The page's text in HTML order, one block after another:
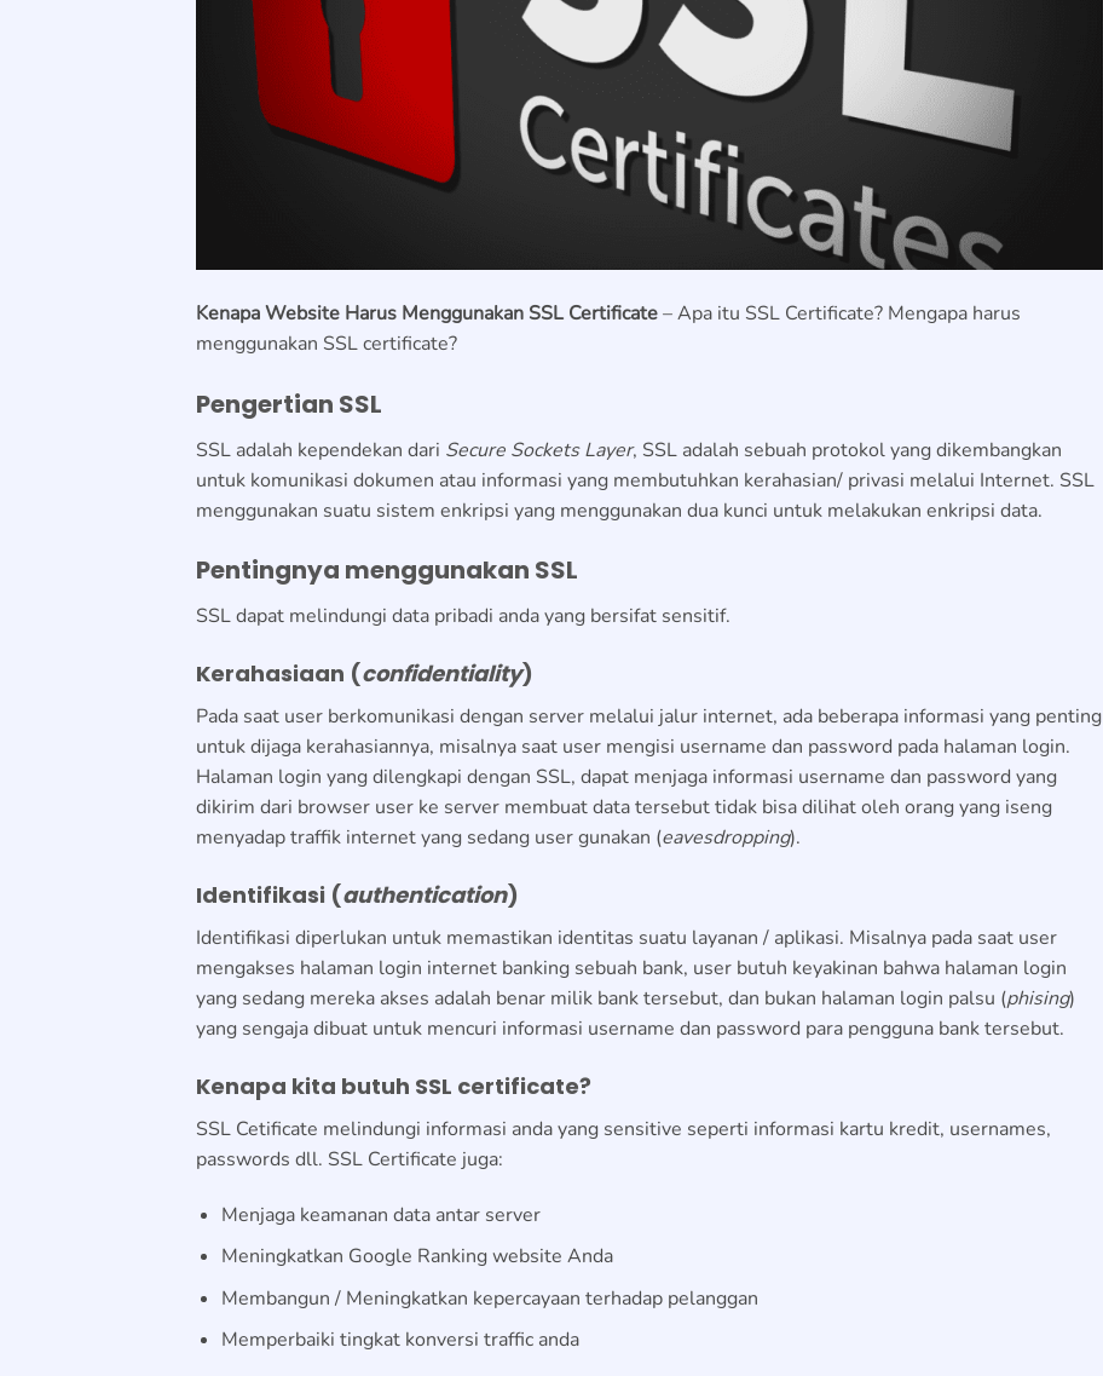
Kenapa Website Harus Menggunakan SSL Certificate– Apa itu SSL Certificate? Mengapa harus
menggunakan SSL certificate?
Pengertian SSL
SSL adalah kependekan dari Secure Sockets Layer, SSL adalah sebuah protokol yang dikembangkan
untuk komunikasi dokumen atau informasi yang membutuhkan kerahasian/ privasi melalui Internet. SSL
menggunakan suatu sistem enkripsi yang menggunakan dua kunci untuk melakukan enkripsi data.
Pentingnya menggunakan SSL
SSL dapat melindungi data pribadi anda yang bersifat sensitif.
Kerahasiaan (confidentiality)
Pada saat user berkomunikasi dengan server melalui jalur internet, ada beberapa informasi yang penting
untuk dijaga kerahasiannya, misalnya saat user mengisi username dan password pada halaman login.
Halaman login yang dilengkapi dengan SSL, dapat menjaga informasi username dan password yang
dikirim dari browser user ke server membuat data tersebut tidak bisa dilihat oleh orang yang iseng
menyadap traffik internet yang sedang user gunakan (eavesdropping).
Identifikasi (authentication)
Identifikasi diperlukan untuk memastikan identitas suatu layanan / aplikasi. Misalnya pada saat user
mengakses halaman login internet banking sebuah bank, user butuh keyakinan bahwa halaman login
yang sedang mereka akses adalah benar milik bank tersebut, dan bukan halaman login palsu (phising)
yang sengaja dibuat untuk mencuri informasi username dan password para pengguna bank tersebut.
Kenapa kita butuh SSL certificate?
SSL Cetificate melindungi informasi anda yang sensitive seperti informasi kartu kredit, usernames,
passwords dll. SSL Certificate juga:
Menjaga keamanan data antar server
Meningkatkan Google Ranking website Anda
Membangun / Meningkatkan kepercayaan terhadap pelanggan
Memperbaiki tingkat konversi traffic anda